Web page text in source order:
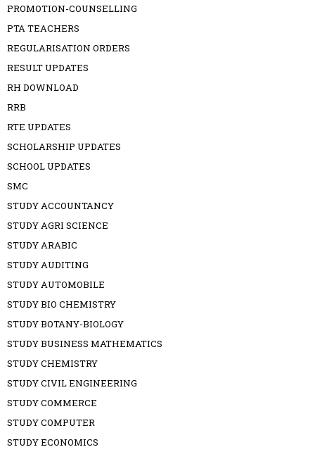
PROMOTION-COUNSELLING
PTA TEACHERS
REGULARISATION ORDERS
RESULT UPDATES
RH DOWNLOAD
RRB
RTE UPDATES
SCHOLARSHIP UPDATES
SCHOOL UPDATES
SMC
STUDY ACCOUNTANCY
STUDY AGRI SCIENCE
STUDY ARABIC
STUDY AUDITING
STUDY AUTOMOBILE
STUDY BIO CHEMISTRY
STUDY BOTANY-BIOLOGY
STUDY BUSINESS MATHEMATICS
STUDY CHEMISTRY
STUDY CIVIL ENGINEERING
STUDY COMMERCE
STUDY COMPUTER
STUDY ECONOMICS